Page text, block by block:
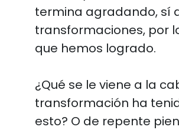
termina agradando, sí
transformaciones, por
que hemos logrado.
¿Qué se le viene a la
transformación ha
esto? O de repente